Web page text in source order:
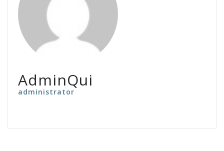
AdminQui
administrator